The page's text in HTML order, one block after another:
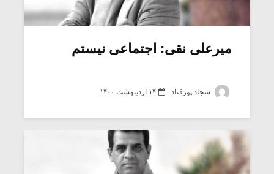
میرعلی نقی: اجتماعی نیستم
سجاد پورقناد ۱۴ اردیبهشت ۱۴۰۰